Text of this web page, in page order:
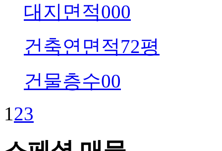
대지면적000
건축연면적72평
건물층수00
123